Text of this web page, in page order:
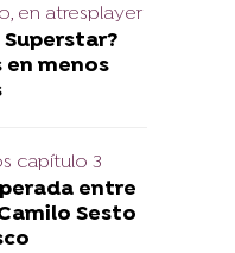
en atresplayer
Superstar?
menos
capítulo 3
entre
Sesto